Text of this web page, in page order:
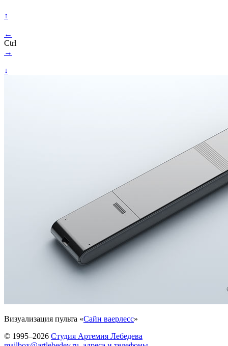
↑
←
Ctrl
→
↓
Визуализация пульта «Сайн ваерлесс»
© 1995–2026 Студия Артемия Лебедева